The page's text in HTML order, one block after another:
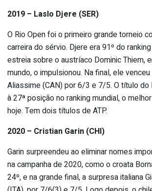
2019 – Laslo Djere (SER)
O Rio Open foi o primeiro grande torneio
carreira do sérvio. Djere era 91º do
estreia sobre o austríaco Dominic Thiem,
mundo, o impulsionou. Na final, ele
Aliassime (CAN) por 6/3 e 7/5. O título do
à 27ª posição no ranking mundial, o
hoje. Tem dois títulos de ATP.
2020 – Cristian Garin (CHI)
Garin surpreendeu ao eliminar nomes
na campanha de 2020, como o croata
24º, e na grande final, a surpresa italiana